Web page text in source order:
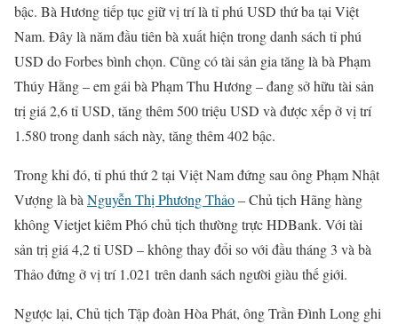
bậc. Bà Hương tiếp tục giữ vị trí là tỉ phú USD thứ ba tại Việt
Nam. Đây là năm đầu tiên bà xuất hiện trong danh sách tỉ phú
USD do Forbes bình chọn. Cũng có tài sản gia tăng là bà Phạm
Thúy Hằng – em gái bà Phạm Thu Hương – đang sở hữu tài sản
trị giá 2,6 tỉ USD, tăng thêm 500 triệu USD và được xếp ở vị trí
1.580 trong danh sách này, tăng thêm 402 bậc.
Trong khi đó, tỉ phú thứ 2 tại Việt Nam đứng sau ông Phạm Nhật
Vượng là bà Nguyễn Thị Phương Thảo– Chủ tịch Hãng hàng
không Vietjet kiêm Phó chủ tịch thường trực HDBank. Với tài
sản trị giá 4,2 tỉ USD – không thay đổi so với đầu tháng 3 và bà
Thảo đứng ở vị trí 1.021 trên danh sách người giàu thế giới.
Ngược lại, Chủ tịch Tập đoàn Hòa Phát, ông Trần Đình Long ghi